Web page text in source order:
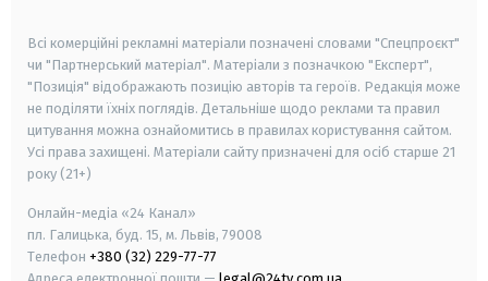
Всі комерційні рекламні матеріали позначені словами "Спецпроєкт"
чи "Партнерський матеріал". Матеріали з позначкою "Експерт",
"Позиція" відображають позицію авторів та героїв. Редакція може
не поділяти їхніх поглядів. Детальніше щодо реклами та правил
цитування можна ознайомитись в правилах користування сайтом.
Усі права захищені. Матеріали сайту призначені для осіб старше 21
року (21+)
Онлайн-медіа «24 Канал»
пл. Галицька, буд. 15, м. Львів, 79008
Телефон +380 (32) 229-77-77